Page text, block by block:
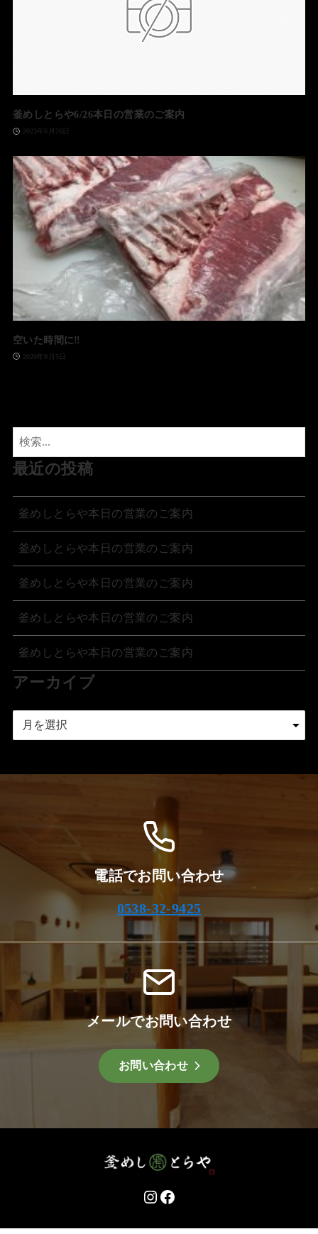
釜めしとらや6/26本日の営業のご案内
2023年6月26日
空いた時間に‼️
2020年9月5日
最近の投稿
釜めしとらや本日の営業のご案内
釜めしとらや本日の営業のご案内
釜めしとらや本日の営業のご案内
釜めしとらや本日の営業のご案内
釜めしとらや本日の営業のご案内
アーカイブ
電話でお問い合わせ
0538-32-9425
メールでお問い合わせ
お問い合わせ
Instagram
Facebook